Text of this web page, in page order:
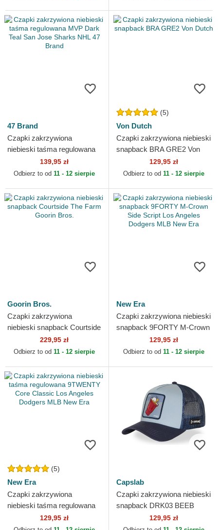
47 Brand
Czapki zakrzywiona
niebieski taśma regulowana
MVP Dark Teal San Jose
Sharks NHL 47 Brand
139,95 zł
Odbierz to od 11 - 12 sierpie
(5)
Von Dutch
Czapki zakrzywiona niebieski
snapback BRA GRE2 Von
129,95 zł
Odbierz to od 11 - 12 sierpie
Goorin Bros.
Czapki zakrzywiona
niebieski snapback Courtside
The Farm Goorin Bros.
229,95 zł
Odbierz to od 11 - 12 sierpie
New Era
Czapki zakrzywiona niebieski
snapback 9FORTY M-Crown
Side Script Los Angeles
Dodgers MLB New Era
129,95 zł
Odbierz to od 11 - 12 sierpie
(5)
New Era
Czapki zakrzywiona
niebieski taśma regulowana
9TWENTY Core Classic Los
Angeles Dodgers MLB New
129,95 zł
Capslab
Czapki zakrzywiona niebieski
snapback DRK03 BEEB
Beer Pong Koktajle Capslab
129,95 zł